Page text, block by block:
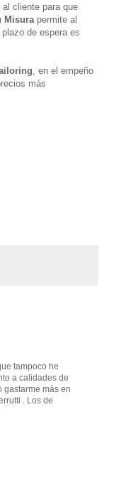
cliente para que
Misura permite al
de espera es
, en el empeño
más
tampoco he
a calidades de
gastarme más en
. Los de